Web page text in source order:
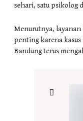
sehari, satu psikolog
Menurutnya,
penting karena
Bandung terus